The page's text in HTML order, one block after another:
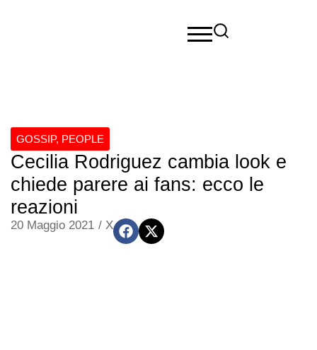
GOSSIP, PEOPLE
Cecilia Rodriguez cambia look e
chiede parere ai fans: ecco le
reazioni
20 Maggio 2021 / X